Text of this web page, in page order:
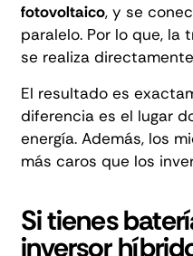
fotovoltaico, y se
paralelo. Por lo que, la
se realiza
El resultado es
diferencia es el lugar
energía. Además, los
más caros que los
Si tienes
inversor